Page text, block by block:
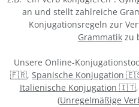
an und stellt zahlreiche
Konjugationsregeln zur
Grammatik zu
Unsere Online-
🇫🇷, Spanische Konjugation
Italienische Konjugation 🇮🇹,
(Unregelmäßige